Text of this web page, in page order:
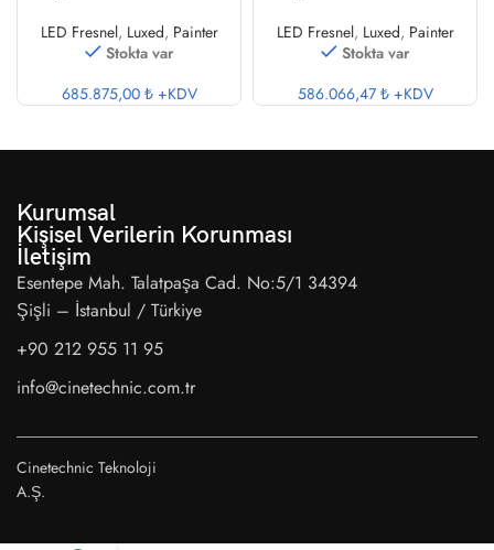
LED Fresnel, Luxed, Painter
Stokta var
685.875,00 ₺ +KDV
LED Fresnel, Luxed, Painter
Stokta var
586.066,47 ₺ +KDV
Kurumsal
Kişisel Verilerin Korunması
İletişim
Esentepe Mah. Talatpaşa Cad. No:5/1 34394
Şişli – İstanbul / Türkiye
+90 212 955 11 95
info@cinetechnic.com.tr
Cinetechnic Teknoloji
A.Ş.